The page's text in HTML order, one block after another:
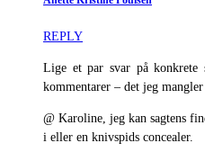
REPLY
Lige et par svar på
kommentarer – det jeg
@ Karoline, jeg kan sagtens
i eller en knivspids concealer.